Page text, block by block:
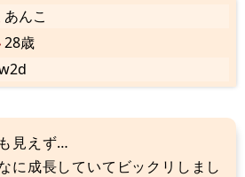
あんこ
28歳
見えず…
に成長していてビックリしまし